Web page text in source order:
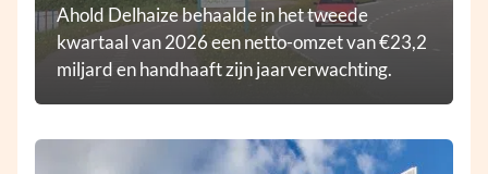
Ahold Delhaize behaalde in het tweede
kwartaal van 2026 een netto-omzet van €23,2
miljard en handhaaft zijn jaarverwachting.